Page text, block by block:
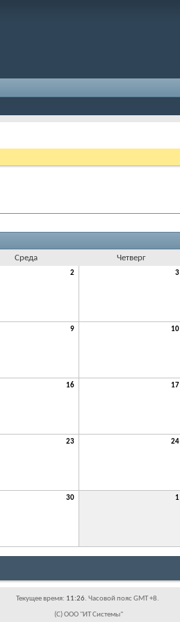
Среда Четверг
2 3
9 10
16 17
23 24
30 1
Текущее время: 11:26. Часовой пояс GMT +8.
(C) ООО "ИТ Системы"